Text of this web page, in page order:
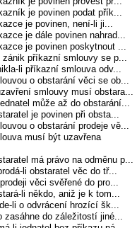
je povinen podat přík...
je povinen, není-li ji...
je dále povinen nahrad...
je povinen poskytnout ...
zánik příkazní smlouvy se p...
li příkazní smlouva odv...
o obstarání věci se ob...
smlouvy musí obstara...
může až do obstarání...
je povinen při obsta...
o obstarání prodeje vě...
musí být uzavřena
má právo na odměnu p...
li obstaratel věc do tř...
věci svěřené do pro...
li někdo, aniž je k tom...
li o odvrácení hrozící šk...
zasáhne do záležitostí jiné...